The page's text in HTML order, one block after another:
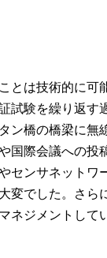
とは技術的に可
試験を繰り返す
ン橋の橋梁に無
国際会議への投
センサネットワ
変でした。さら
ネジメントして